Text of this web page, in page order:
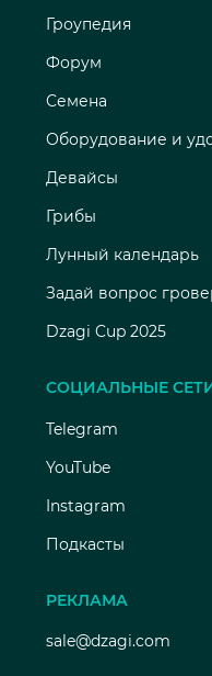
Гроупедия
Форум
Семена
Оборудование и
Девайсы
Грибы
Лунный календарь
Задай вопрос
Dzagi Cup 2025
СОЦИАЛЬНЫЕ
Telegram
YouTube
Instagram
Подкасты
РЕКЛАМА
sale@dzagi.com